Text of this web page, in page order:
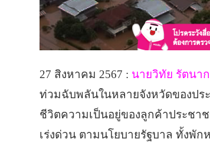
27 สิงหาคม 2567 : นายวิทัย รัตนา
ท่วมฉับพลันในหลายจังหวัดของปร
ชีวิตความเป็นอยู่ของลูกค้าประชา
เร่งด่วน ตามนโยบายรัฐบาล ทั้งพั